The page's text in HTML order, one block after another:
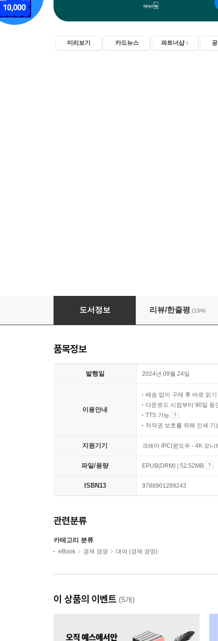
미리보기 카드뉴스 파트너샵
[대여] 브랜드의 거짓말
도서정보 리뷰/한줄평 (13/4)
품목정보
발행일 2024년 09월 24일
이용안내
배송 없이 구매 후 바로 읽기
다운로드 시점부터 90일 동
TTS 가능
저작권 보호를 위해 인쇄 기
지원기기 크레마 /PC(윈도우 - 4K 모
파일/용량 EPUB(DRM) | 52.52MB
ISBN13 9788901289243
관련분류
카테고리 분류
eBook 경제 경영 대여 (경제 경영)
이 상품의 이벤트 (5개)